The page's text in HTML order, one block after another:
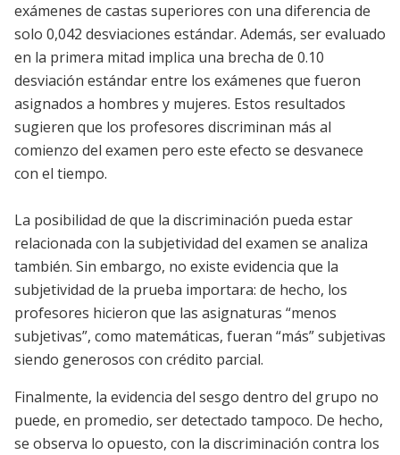
exámenes de castas superiores con una diferencia de
solo 0,042 desviaciones estándar. Además, ser evaluado
en la primera mitad implica una brecha de 0.10
desviación estándar entre los exámenes que fueron
asignados a hombres y mujeres. Estos resultados
sugieren que los profesores discriminan más al
comienzo del examen pero este efecto se desvanece
con el tiempo.
La posibilidad de que la discriminación pueda estar
relacionada con la subjetividad del examen se analiza
también. Sin embargo, no existe evidencia que la
subjetividad de la prueba importara: de hecho, los
profesores hicieron que las asignaturas “menos
subjetivas”, como matemáticas, fueran “más” subjetivas
siendo generosos con crédito parcial.
Finalmente, la evidencia del sesgo dentro del grupo no
puede, en promedio, ser detectado tampoco. De hecho,
se observa lo opuesto, con la discriminación contra los